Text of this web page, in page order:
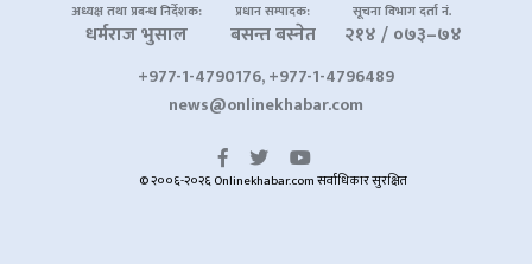
अध्यक्ष तथा प्रबन्ध निर्देशक:
धर्मराज भुसाल
प्रधान सम्पादक:
बसन्त बस्नेत
सूचना विभाग दर्ता नं.
२१४ / ०७३–७४
+977-1-4790176, +977-1-4796489
news@onlinekhabar.com
© २००६-२०२६ Onlinekhabar.com सर्वाधिकार सुरक्षित